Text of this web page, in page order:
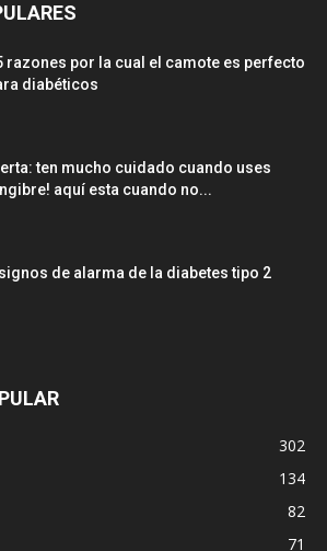
razones por la cual el camote es perfecto
diabéticos
ten mucho cuidado cuando uses
aquí esta cuando no...
de alarma de la diabetes tipo 2
302
134
82
71